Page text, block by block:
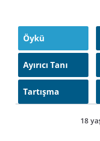
Öykü
Ayırıcı Tanı
Tartışma
18